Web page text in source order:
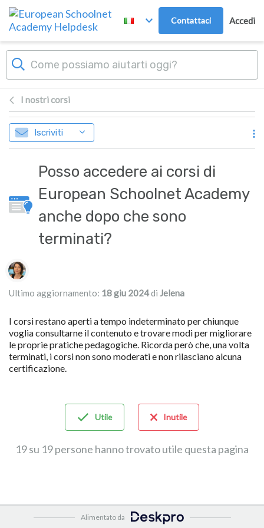
Passa al contenuto principale
Contattaci Accedi
I nostri corsi
Iscriviti
Posso accedere ai corsi di
European Schoolnet Academy
anche dopo che sono
terminati?
Elenco degli autori
Ultimo aggiornamento: 18 giu 2024di Jelena
I corsi restano aperti a tempo indeterminato per chiunque
voglia consultarne il contenuto e trovare modi per migliorare
le proprie pratiche pedagogiche. Ricorda però che, una volta
terminati, i corsi non sono moderati e non rilasciano alcuna
certificazione.
Utile Inutile
19 su 19 persone hanno trovato utile questa pagina
Alimentato da